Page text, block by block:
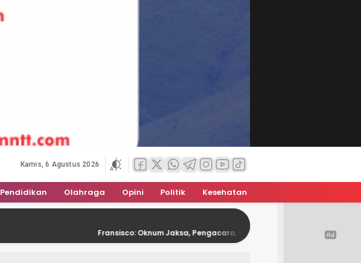
Kamis, 6 Agustus 2026
Pendidikan Olahraga Opini Politik Kesehatan
Fransisco: Oknum Jaksa, Pengacara, dan DPRD Kota Kupang Diperiksa Terkait Kasus